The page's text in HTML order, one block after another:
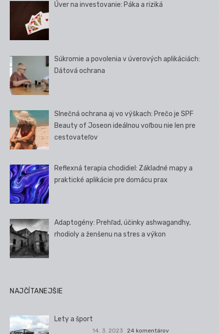
Úver na investovanie: Páka a riziká
Súkromie a povolenia v úverových aplikáciách:
Dátová ochrana
Slnečná ochrana aj vo výškach: Prečo je SPF
Beauty of Joseon ideálnou voľbou nie len pre
cestovateľov
Reflexná terapia chodidiel: Základné mapy a
praktické aplikácie pre domácu prax
Adaptogény: Prehľad, účinky ashwagandhy,
rhodioly a ženšenu na stres a výkon
NAJČÍTANEJŠIE
Lety a šport
14. 3. 2023 24 komentárov